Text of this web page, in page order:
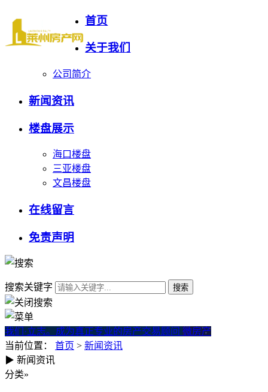
首页
关于我们
公司简介
新闻资讯
楼盘展示
海口楼盘
三亚楼盘
文昌楼盘
在线留言
免责声明
搜索关键字
我们·立志。成为真正专业的房产交易顾问 微房产
当前位置： 首页 > 新闻资讯
房屋哪个方位有水好？风水布
▶ 新闻资讯
分类»